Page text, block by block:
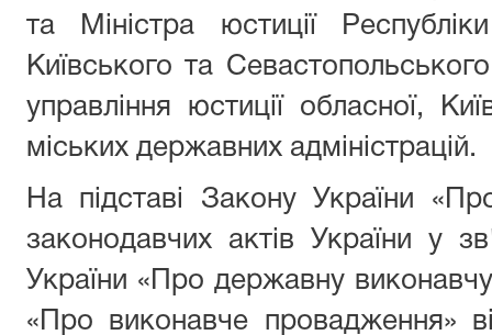
та Міністра юстиції
Київського та
управління юстиції обласної,
міських державних адміністрацій.
На підставі Закону України
законодавчих актів України у
України «Про державну
«Про виконавче провадження»